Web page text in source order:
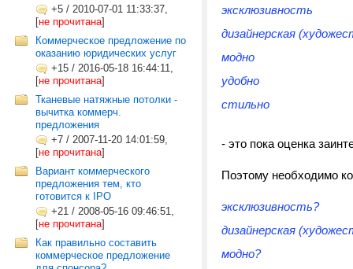
+5 / 2010-07-01 11:33:37,
[не прочитана]
Коммерческое предложение по
оказанию юридических услуг
+15 / 2016-05-18 16:44:11,
[не прочитана]
Тканевые натяжные потолки -
вычитка коммерч.
предложения
+7 / 2007-11-20 14:01:59,
[не прочитана]
Вариант коммерческого
предложения тем, кто
готовится к IPO
+21 / 2008-05-16 09:46:51,
[не прочитана]
Как правильно составить
коммерческое предложение
эксклюзивность
дизайнерская
модно
удобно
стильно
- это пока оценка
Поэтому необходимо
эксклюзивность?
дизайнерская
модно?